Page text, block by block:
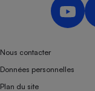
Nous contacter
Données personnelles
Plan du site